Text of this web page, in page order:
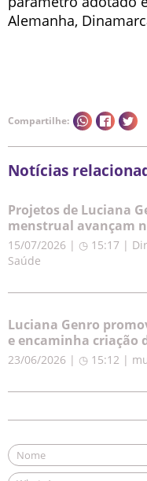
Alemanha,
Compartilhe:
Notícias
Projetos de Luciana
menstrual avançam
15/07/2026 | ◷ 15:17 |
Saúde
Luciana Genro
e encaminha criação
23/06/2026 | ◷ 15:12 |